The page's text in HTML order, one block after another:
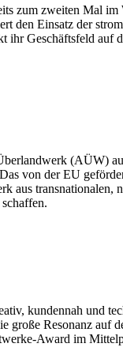
zum zweiten Mal
den Einsatz der
Geschäftsfeld auf
(AÜW)
von der EU
aus
kundennah und
Resonanz auf
Award im